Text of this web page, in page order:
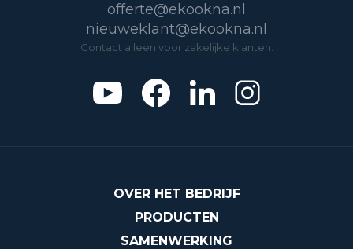
offerte@ekookna.nl
nieuweklant@ekookna.nl
Contact alleen voor zakelijke klanten.
OVER HET BEDRIJF
PRODUCTEN
SAMENWERKING